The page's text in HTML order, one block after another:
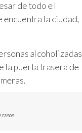
de todo el
encuentra la ciudad,
alcoholizadas
la puerta trasera de
casos